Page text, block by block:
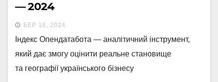
— 2024
БЕР 18, 2024
Індекс Опендатабота — аналітичний інструмент,
який дає змогу оцінити реальне становище
та географії українського бізнесу